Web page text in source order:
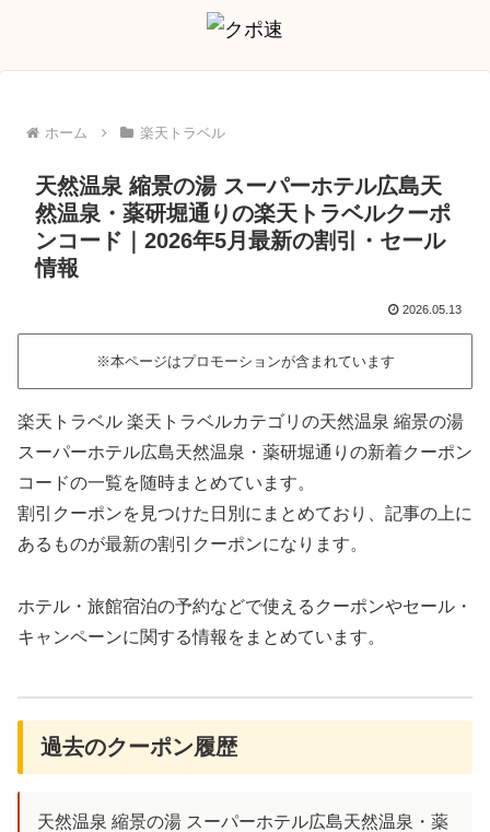
ホーム 楽天トラベル
天然温泉 縮景の湯 スーパーホテル広島天
然温泉・薬研堀通りの楽天トラベルクーポ
ンコード｜2026年5月最新の割引・セール
情報
2026.05.13
※本ページはプロモーションが含まれています
楽天トラベル 楽天トラベルカテゴリの天然温泉 縮景の湯
スーパーホテル広島天然温泉・薬研堀通りの新着クーポン
コードの一覧を随時まとめています。
割引クーポンを見つけた日別にまとめており、記事の上に
あるものが最新の割引クーポンになります。
ホテル・旅館宿泊の予約などで使えるクーポンやセール・
キャンペーンに関する情報をまとめています。
過去のクーポン履歴
天然温泉 縮景の湯 スーパーホテル広島天然温泉・薬